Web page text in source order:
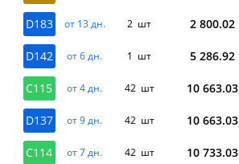
D183 от 13 дн. 2 шт 2 800.02
D142 от 6 дн. 1 шт 5 286.92
C115 от 4 дн. 42 шт 10 663.03
D137 от 9 дн. 42 шт 10 663.03
C114 от 7 дн. 42 шт 10 733.03